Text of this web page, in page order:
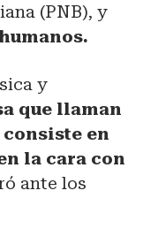
(PNB), y
y
que llaman
en
la cara con
ante los